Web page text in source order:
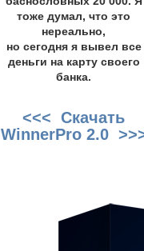
тоже думал, что это
нереально,
но сегодня я вывел все
деньги на карту своего
банка.
<<< Скачать
WinnerPro 2.0